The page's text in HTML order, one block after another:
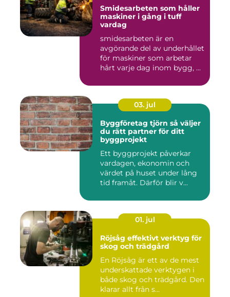
Smidesarbeten som håller
maskiner i gång i tuff
vardag
smidesarbeten är en
avgörande del av underhållet
för maskiner som arbetar
hårt varje dag inom bygg, ...
03. jul
Byggföretag tjörn så väljer
du rätt partner för ditt
byggprojekt
Ett byggprojekt påverkar
vardagen, ekonomin och
värdet på huset under lång
tid framåt. Därför blir v...
01. jul
Röjsåg effektivt verktyg för
skog och trädgård
En Röjsåg är ett av de mest
underskattade verktygen i
både skog och trädgård. Den
klarar allt från s...